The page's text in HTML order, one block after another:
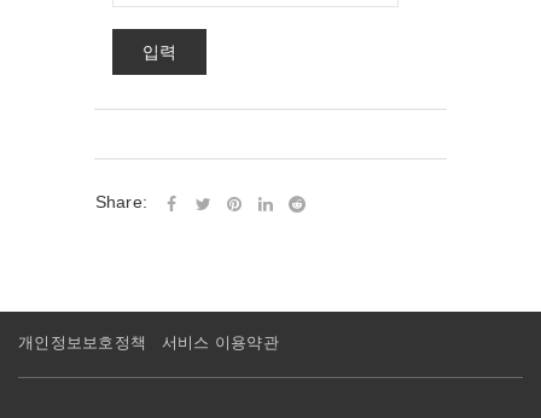
Share:
개인정보보호정책 서비스 이용약관